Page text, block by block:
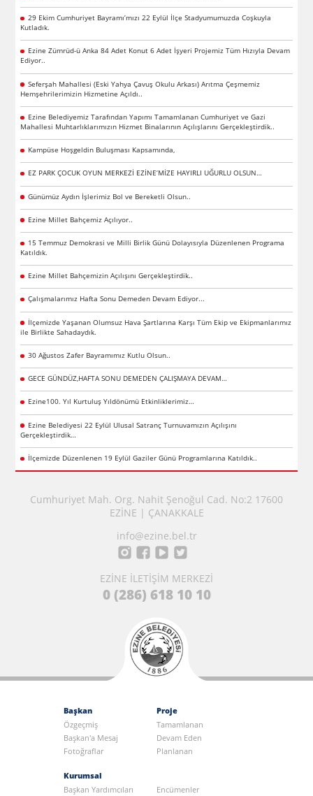
29 Ekim Cumhuriyet Bayramı’mızı 22 Eylül İlçe Stadyumumuzda Coşkuyla
Kutladık.
Ezine Zümrüd-ü Anka 84 Adet Konut 6 Adet İşyeri Projemiz Tüm Hızıyla Devam
Ediyor..
Seferşah Mahallesi (Eski Yahya Çavuş Okulu Arkası) Arıtma Çeşmemiz
Hemşehrilerimizin Hizmetine Açıldı..
Ezine Belediyemiz Tarafından Yapımı Tamamlanan Cumhuriyet ve Gazi
Mahallesi Muhtarlıklarımızın Hizmet Binalarının Açılışlarını Gerçekleştirdik..
Kampüse Hoşgeldin Buluşması Kapsamında,
EZ PARK ÇOCUK OYUN MERKEZİ EZİNE’MİZE HAYIRLI UĞURLU OLSUN…
Günümüz Aydın İşlerimiz Bol ve Bereketli Olsun..
Ezine Millet Bahçemiz Açılıyor..
15 Temmuz Demokrasi ve Milli Birlik Günü Dolayısıyla Düzenlenen Programa
Katıldık.
Ezine Millet Bahçemizin Açılışını Gerçekleştirdik..
Çalışmalarımız Hafta Sonu Demeden Devam Ediyor...
İlçemizde Yaşanan Olumsuz Hava Şartlarına Karşı Tüm Ekip ve Ekipmanlarımız
ile Birlikte Sahadaydık.
30 Ağustos Zafer Bayramımız Kutlu Olsun..
GECE GÜNDÜZ,HAFTA SONU DEMEDEN ÇALIŞMAYA DEVAM…
Ezine100. Yıl Kurtuluş Yıldönümü Etkinliklerimiz…
Ezine Belediyesi 22 Eylül Ulusal Satranç Turnuvamızın Açılışını
Gerçekleştirdik…
İlçemizde Düzenlenen 19 Eylül Gaziler Günü Programlarına Katıldık..
Cumhuriyet Mah. Org. Nahit Şenoğul Cad. No:2 17600
EZİNE | ÇANAKKALE
info@ezine.bel.tr
EZİNE İLETİŞİM MERKEZİ
0 (286) 618 10 10
Başkan
Özgeçmiş
Başkan'a Mesaj
Fotoğraflar
Proje
Tamamlanan
Devam Eden
Planlanan
Kurumsal
Başkan Yardımcıları Encümenler